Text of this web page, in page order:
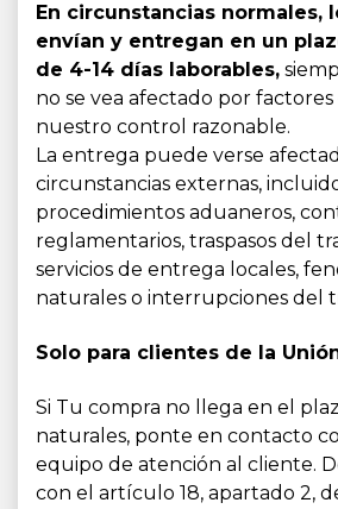
En circunstancias normales,
envían y entregan en un
de 4-14 días laborables,
no se vea afectado por
nuestro control razonable.
La entrega puede verse
circunstancias externas,
procedimientos aduaneros,
reglamentarios, traspasos del
servicios de entrega locales,
naturales o interrupciones del
Solo para clientes de la
Si Tu compra no llega en el
naturales, ponte en contacto
equipo de atención al cliente.
con el artículo 18, apartado 2,